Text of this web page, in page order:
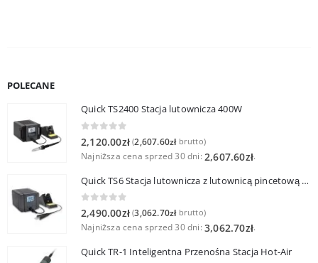
POLECANE
Quick TS2400 Stacja lutownicza 400W
2,120.00zł (2,607.60złbrutto)
Najniższa cena sprzed 30 dni: 2,607.60zł.
Quick TS6 Stacja lutownicza z lutownicą pincetową 60W
0 out of 5
2,490.00zł (3,062.70złbrutto)
Najniższa cena sprzed 30 dni: 3,062.70zł.
Quick TR-1 Inteligentna Przenośna Stacja Hot-Air